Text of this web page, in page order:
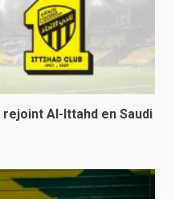
Al-Ittahd en Saudi